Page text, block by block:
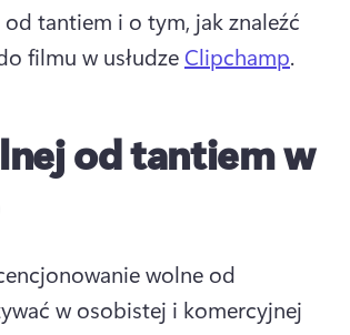
tantiem i o tym, jak znaleźć
filmu w usłudze Clipchamp.
od tantiem w
wolne od
w osobistej i komercyjnej